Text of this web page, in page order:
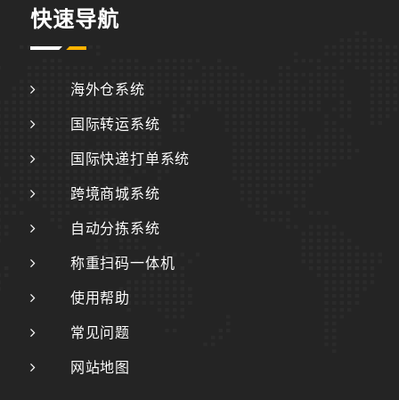
快速导航
海外仓系统
国际转运系统
国际快递打单系统
跨境商城系统
自动分拣系统
称重扫码一体机
使用帮助
常见问题
网站地图